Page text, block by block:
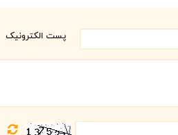
پست الکترونیک